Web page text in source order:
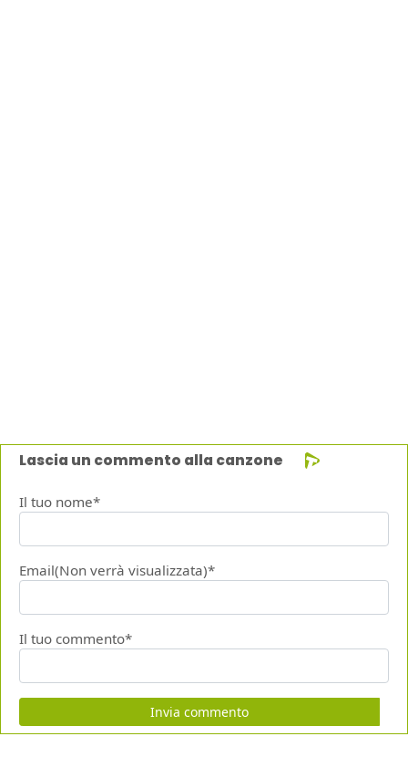
Lascia un commento alla canzone
Il tuo nome*
Email(Non verrà visualizzata)*
Il tuo commento*
Invia commento